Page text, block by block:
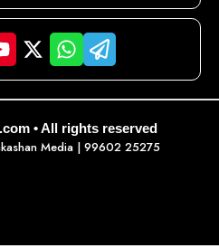
• All rights reserved
Media| 99602 25275